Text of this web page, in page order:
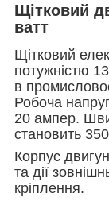
Щітковий
ватт
Щітковий
потужністю
в
Робоча
20 ампер.
становить
Корпус
та дії
кріплення.